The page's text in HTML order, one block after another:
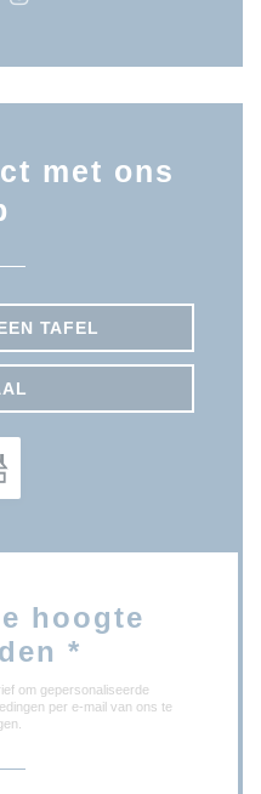
((opent in een
met ons
TAFEL
hoogte
*
om gepersonaliseerde
per e-mail van ons te